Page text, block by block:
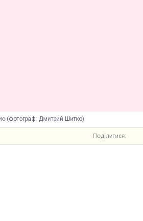
(фотограф: Дмитрий Шитко)
Поділитися: